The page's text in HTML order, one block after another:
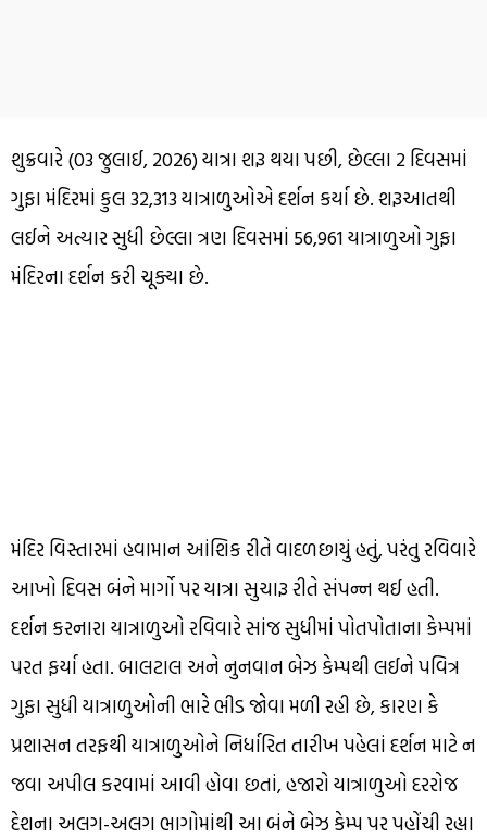
શુક્રવારે (03 જુલાઈ, 2026) યાત્રા શરૂ થયા પછી, છેલ્લા 2 દિવસમાં
ગુફા મંદિરમાં કુલ 32,313 યાત્રાળુઓએ દર્શન કર્યા છે. શરૂઆતથી
લઈને અત્યાર સુધી છેલ્લા ત્રણ દિવસમાં 56,961 યાત્રાળુઓ ગુફા
મંદિરના દર્શન કરી ચૂક્યા છે.
મંદિર વિસ્તારમાં હવામાન આંશિક રીતે વાદળછાયું હતું, પરંતુ રવિવારે
આખો દિવસ બંને માર્ગો પર યાત્રા સુચારૂ રીતે સંપન્ન થઈ હતી.
દર્શન કરનારા યાત્રાળુઓ રવિવારે સાંજ સુધીમાં પોતપોતાના કેમ્પમાં
પરત ફર્યા હતા. બાલટાલ અને નુનવાન બેઝ કેમ્પથી લઈને પવિત્ર
ગુફા સુધી યાત્રાળુઓની ભારે ભીડ જોવા મળી રહી છે, કારણ કે
પ્રશાસન તરફથી યાત્રાળુઓને નિર્ધારિત તારીખ પહેલાં દર્શન માટે ન
જવા અપીલ કરવામાં આવી હોવા છતાં, હજારો યાત્રાળુઓ દરરોજ
દેશના અલગ-અલગ ભાગોમાંથી આ બંને બેઝ કેમ્પ પર પહોંચી રહ્યા